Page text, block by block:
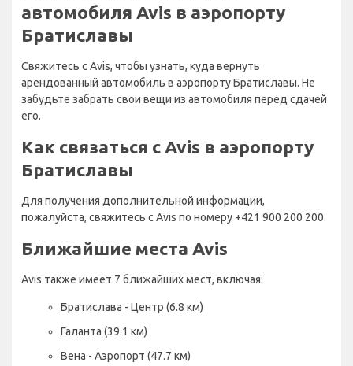
автомобиля Avis в аэропорту
Братиславы
Свяжитесь с Avis, чтобы узнать, куда вернуть
арендованный автомобиль в аэропорту Братиславы. Не
забудьте забрать свои вещи из автомобиля перед сдачей
его.
Как связаться с Avis в аэропорту
Братиславы
Для получения дополнительной информации,
пожалуйста, свяжитесь с Avis по номеру +421 900 200 200.
Ближайшие места Avis
Avis также имеет 7 ближайших мест, включая:
Братислава - Центр (6.8 км)
Галанта (39.1 км)
Вена - Аэропорт (47.7 км)